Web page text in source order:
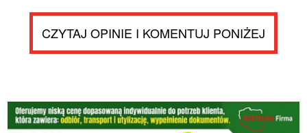
CZYTAJ OPINIE I KOMENTUJ PONIŻEJ